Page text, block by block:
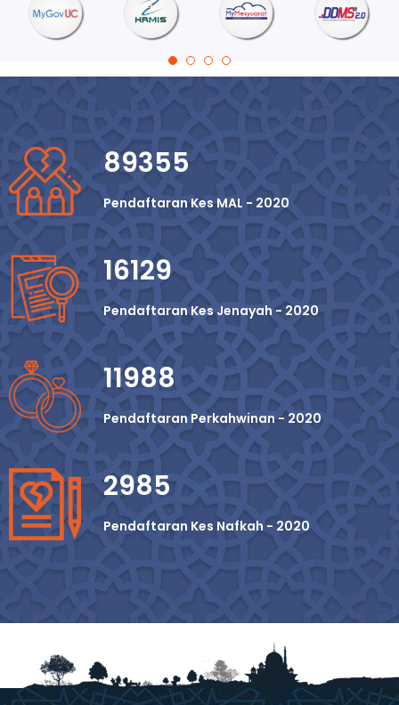
1 2 3 4
89355
Pendaftaran Kes MAL - 2020
16129
Pendaftaran Kes Jenayah - 2020
11988
Pendaftaran Perkahwinan - 2020
2985
Pendaftaran Kes Nafkah - 2020